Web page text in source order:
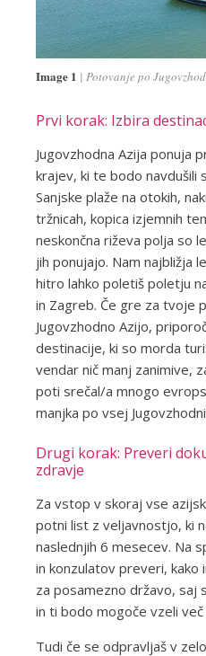
Image 1 Potovanje po
Prvi korak: Izbira
Jugovzhodna Azija ponuja
krajev, ki te bodo navdušili
Sanjske plaže na otokih,
tržnicah, kopica izjemnih
neskončna riževa polja so
jih ponujajo. Nam najbližja
hitro lahko poletiš poletju
in Zagreb. Če gre za tvoje
Jugovzhodno Azijo,
destinacije, ki so morda
vendar nič manj zanimive,
poti srečal/a mnogo
manjka po vsej
Drugi korak: Preveri
zdravje
Za vstop v skoraj vse
potni list z veljavnostjo, ki
naslednjih 6 mesecev. Na
in konzulatov preveri, kako
za posamezno državo, saj
in ti bodo mogoče vzeli več
Tudi če se odpravljaš v